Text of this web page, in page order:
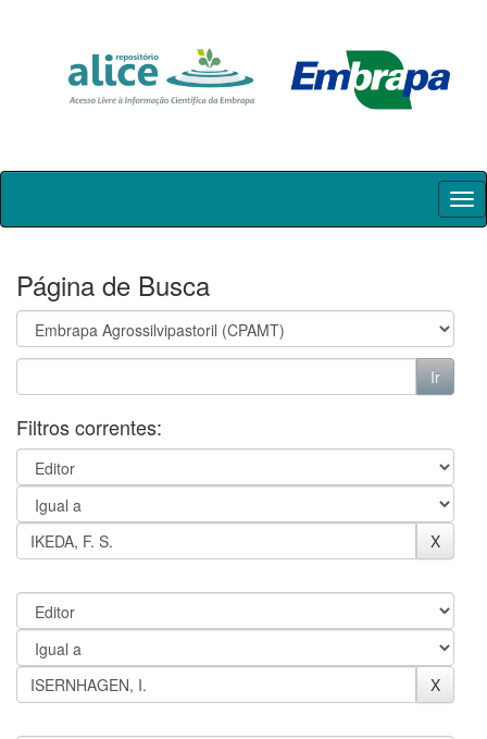
Skip
Página de Busca
Filtros correntes: